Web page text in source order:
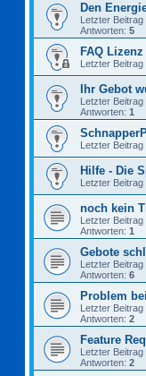
Den
Letzter
Antworten: 5
FAQ
Letzter
Ihr Gebot
Letzter
Antworten: 1
Letzter
Hilfe - Die
Letzter
noch kein
Letzter
Antworten: 1
Gebote
Letzter
Antworten: 6
Problem
Letzter
Antworten: 2
Feature
Letzter
Antworten: 2